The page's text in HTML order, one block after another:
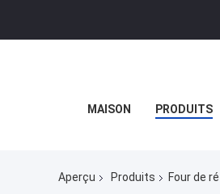
MAISON PRODUITS
Aperçu Produits Four de